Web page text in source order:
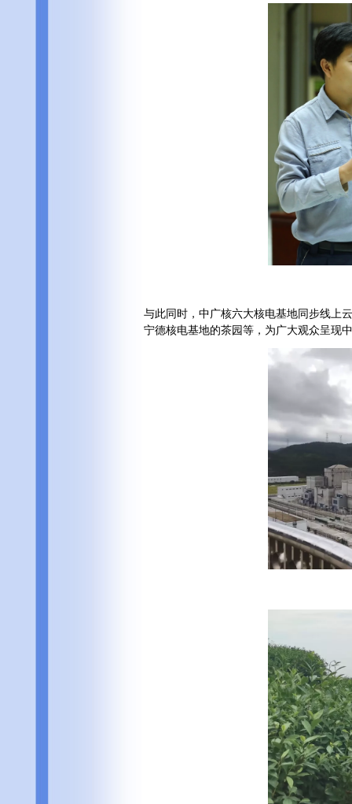
与此同时，中广核六大核电基地同步线上
宁德核电基地的茶园等，为广大观众呈现